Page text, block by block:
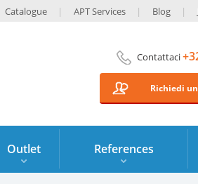
Catalogue APT Services Blog
Contattaci
Richiedi
Outlet References